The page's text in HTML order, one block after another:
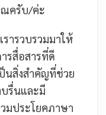
ครับ/ค่ะ
ารวบรวมมาให้
รสื่อสารที่ดี
นสิ่งสำคัญที่ช่วย
บรื่นและมี
มประโยคภาษา